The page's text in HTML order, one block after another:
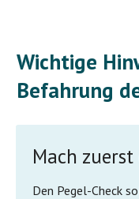
Wichtige
Befahrung
Mach
Den Pegel-Check